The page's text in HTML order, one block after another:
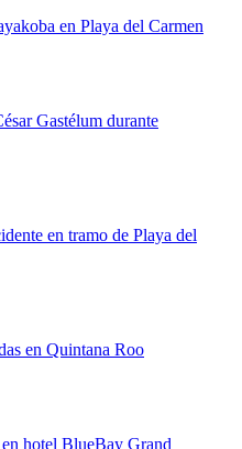
en Playa del Carmen
Gastélum durante
en tramo de Playa del
en Quintana Roo
hotel BlueBay Grand